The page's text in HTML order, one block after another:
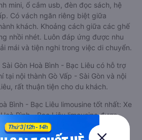
mini, ổ cắm usb, đèn đọc sách, hệ
Có vách ngăn riêng biệt giữa
khách. Khoảng cách giữa các ghế
nhồi nhét. Luôn đáp ứng được nhu
mái và tiện nghi trong việc di chuyển.
Gòn Hoà Bình - Bạc Liêu có hỗ trợ
tại nội thành Gò Vấp - Sài Gòn và nội
rất thuận tiện cho du khách.
Bình - Bạc Liêu limousine tốt nhất: Xe
Bình - Bạc Liêu limousine được
lượng Tốt với điểm đánh giá trung
phản hồi của hành khách Xe về